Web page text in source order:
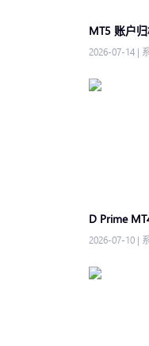
MT5 账户
2026-07-14 |
D Prime
2026-07-10 |